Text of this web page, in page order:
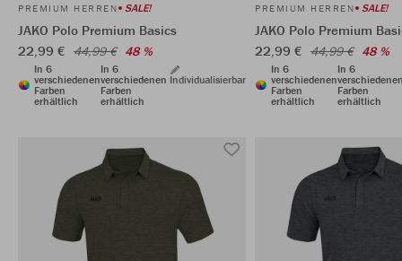
PREMIUM HERREN SALE!
JAKO Polo Premium Basics
22,99 € 44,99 € 48 %
In 6
verschiedenen
Farben
erhältlich
In 6
verschiedenen
Farben
erhältlich
Individualisierbar
PREMIUM HERREN SALE!
JAKO Polo Premium
22,99 € 44,99 € 48 %
In 6
verschiedenen
Farben
erhältlich
In 6
Farben
erhältlich